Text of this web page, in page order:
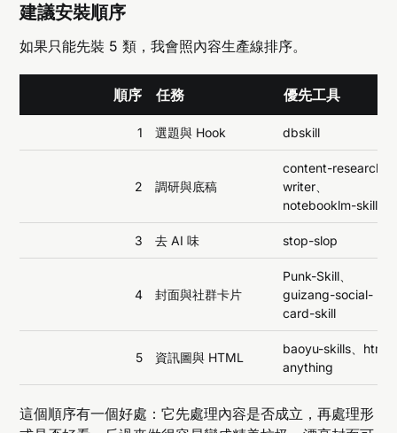
建議安裝順序
如果只能先裝 5 類，我會照內容生產線排序。
順序 任務 優先工具
1 選題與 Hook dbskill
2 調研與底稿
content-research-
writer、
notebooklm-skill
3 去 AI 味 stop-slop
4 封面與社群卡片
Punk-Skill、
guizang-social-
card-skill
5 資訊圖與 HTML
baoyu-skills、html-
anything
這個順序有一個好處：它先處理內容是否成立，再處理形